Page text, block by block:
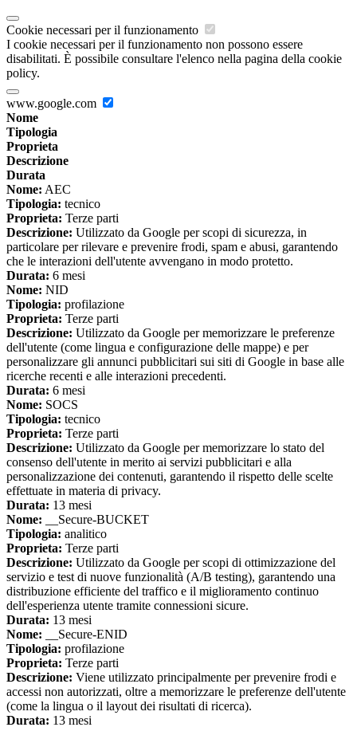
Cookie necessari per il funzionamento
I cookie necessari per il funzionamento non possono essere
disabilitati. È possibile consultare l'elenco nella pagina della cookie
policy.
www.google.com
Nome
Tipologia
Proprieta
Descrizione
Durata
Nome: AEC
Tipologia: tecnico
Proprieta: Terze parti
Descrizione: Utilizzato da Google per scopi di sicurezza, in
particolare per rilevare e prevenire frodi, spam e abusi, garantendo
che le interazioni dell'utente avvengano in modo protetto.
Durata: 6 mesi
Nome: NID
Tipologia: profilazione
Proprieta: Terze parti
Descrizione: Utilizzato da Google per memorizzare le preferenze
dell'utente (come lingua e configurazione delle mappe) e per
personalizzare gli annunci pubblicitari sui siti di Google in base alle
ricerche recenti e alle interazioni precedenti.
Durata: 6 mesi
Nome: SOCS
Tipologia: tecnico
Proprieta: Terze parti
Descrizione: Utilizzato da Google per memorizzare lo stato del
consenso dell'utente in merito ai servizi pubblicitari e alla
personalizzazione dei contenuti, garantendo il rispetto delle scelte
effettuate in materia di privacy.
Durata: 13 mesi
Nome: __Secure-BUCKET
Tipologia: analitico
Proprieta: Terze parti
Descrizione: Utilizzato da Google per scopi di ottimizzazione del
servizio e test di nuove funzionalità (A/B testing), garantendo una
distribuzione efficiente del traffico e il miglioramento continuo
dell'esperienza utente tramite connessioni sicure.
Durata: 13 mesi
Nome: __Secure-ENID
Tipologia: profilazione
Proprieta: Terze parti
Descrizione: Viene utilizzato principalmente per prevenire frodi e
accessi non autorizzati, oltre a memorizzare le preferenze dell'utente
(come la lingua o il layout dei risultati di ricerca).
Durata: 13 mesi